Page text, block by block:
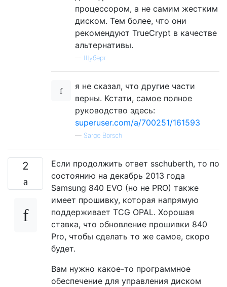
процессором, а не самим жестким
диском. Тем более, что они
рекомендуют TrueCrypt в качестве
альтернативы.
— Щуберт
я не сказал, что другие части
верны. Кстати, самое полное
руководство здесь:
superuser.com/a/700251/161593
— Sarge Borsch
2
Если продолжить ответ sschuberth, то по
состоянию на декабрь 2013 года
Samsung 840 EVO (но не PRO) также
имеет прошивку, которая напрямую
поддерживает TCG OPAL. Хорошая
ставка, что обновление прошивки 840
Pro, чтобы сделать то же самое, скоро
будет.
Вам нужно какое-то программное
обеспечение для управления диском